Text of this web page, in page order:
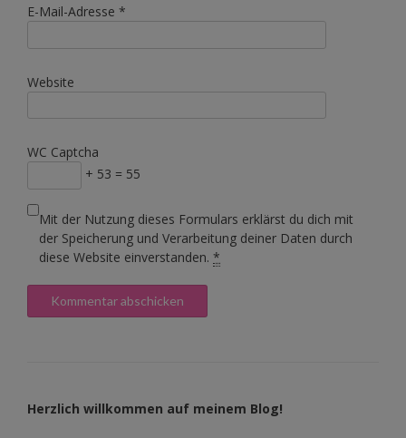
E-Mail-Adresse *
Website
WC Captcha
+ 53 = 55
Mit der Nutzung dieses Formulars erklärst du dich mit
der Speicherung und Verarbeitung deiner Daten durch
diese Website einverstanden. *
Herzlich willkommen auf meinem Blog!